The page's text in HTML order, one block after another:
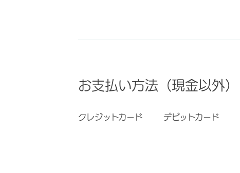
お支払い方法（現金以外）
クレジットカード デビットカード